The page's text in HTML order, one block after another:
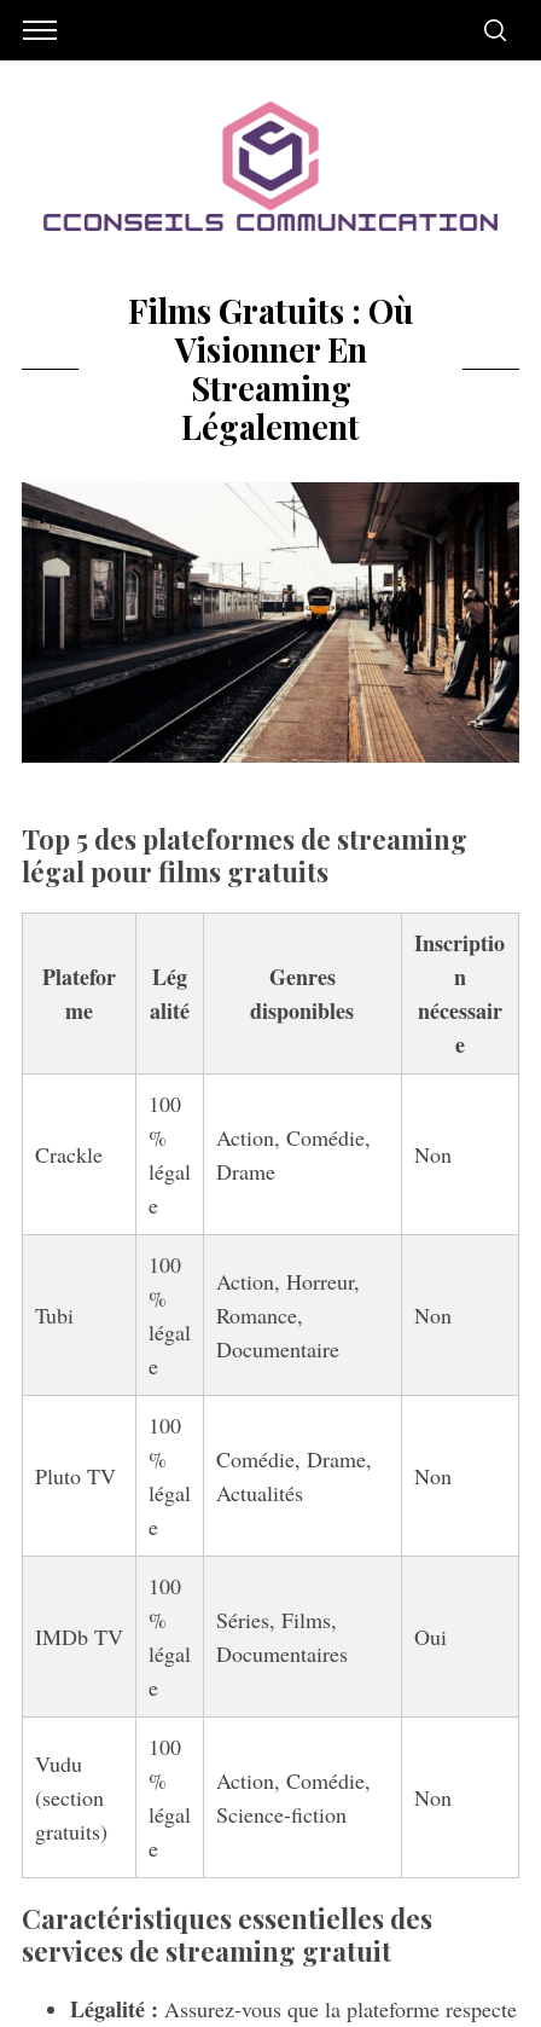
Films Gratuits : Où
Visionner En
Streaming
Légalement
Top 5 des plateformes de streaming
légal pour films gratuits
Platefor
me
Lég
alité
Genres
disponibles
Inscriptio
n
nécessair
e
Crackle
100
%
légal
e
Action, Comédie,
Drame
Non
Tubi
100
%
légal
e
Action, Horreur,
Romance,
Documentaire
Non
Pluto TV
100
%
légal
e
Comédie, Drame,
Actualités
Non
IMDb TV
100
%
légal
e
Séries, Films,
Documentaires
Oui
Vudu
(section
gratuits)
100
%
légal
e
Action, Comédie,
Science-fiction
Non
Caractéristiques essentielles des
services de streaming gratuit
Légalité : Assurez-vous que la plateforme respecte